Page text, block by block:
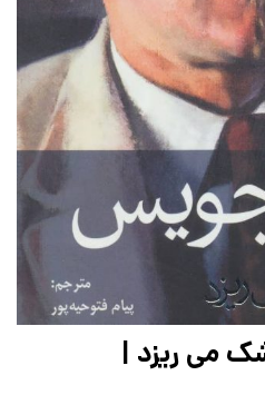
می ریزد |